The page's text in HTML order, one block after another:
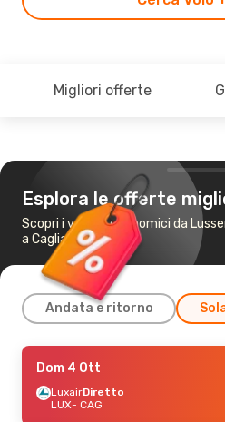
Migliori offerte
Esplora le offerte
Scopri i voli più economici da
a Cagliari
Andata e ritorno
Sab 29 Ago
1 Scalo
Dom 4 Ott
LuxairDiretto
LUX- CAG